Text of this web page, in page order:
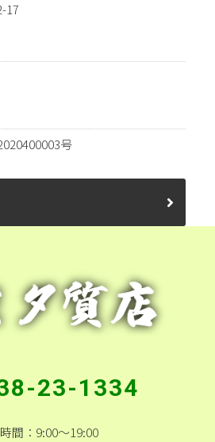
17
号
23-1334
間：9:00～19:00